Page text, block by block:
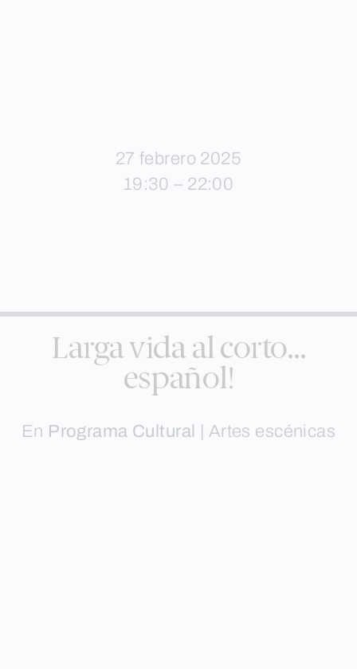
27 febrero 2025
19:30 – 22:00
Larga vida al corto…
español!
En Programa Cultural Artes escénicas